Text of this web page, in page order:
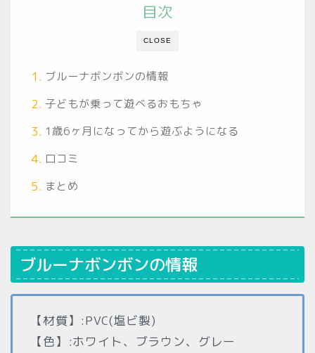
CLOSE
目次
ブルーナボンボンの情報
子どもが乗って遊べるおもちゃ
1歳6ヶ月になってから遊ぶようになる
口コミ
まとめ
ブルーナボンボンの情報
【材質】:PVC(塩ビ製)
【色】:ホワイト、ブラウン、グレー